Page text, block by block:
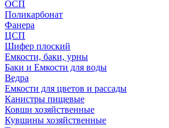
ОСП
Поликарбонат
Фанера
ЦСП
Шифер плоский
Емкости, баки, урны
Баки и Емкости для воды
Ведра
Емкости для цветов и рассады
Канистры пищевые
Ковши хозяйственные
Кувшины хозяйственные